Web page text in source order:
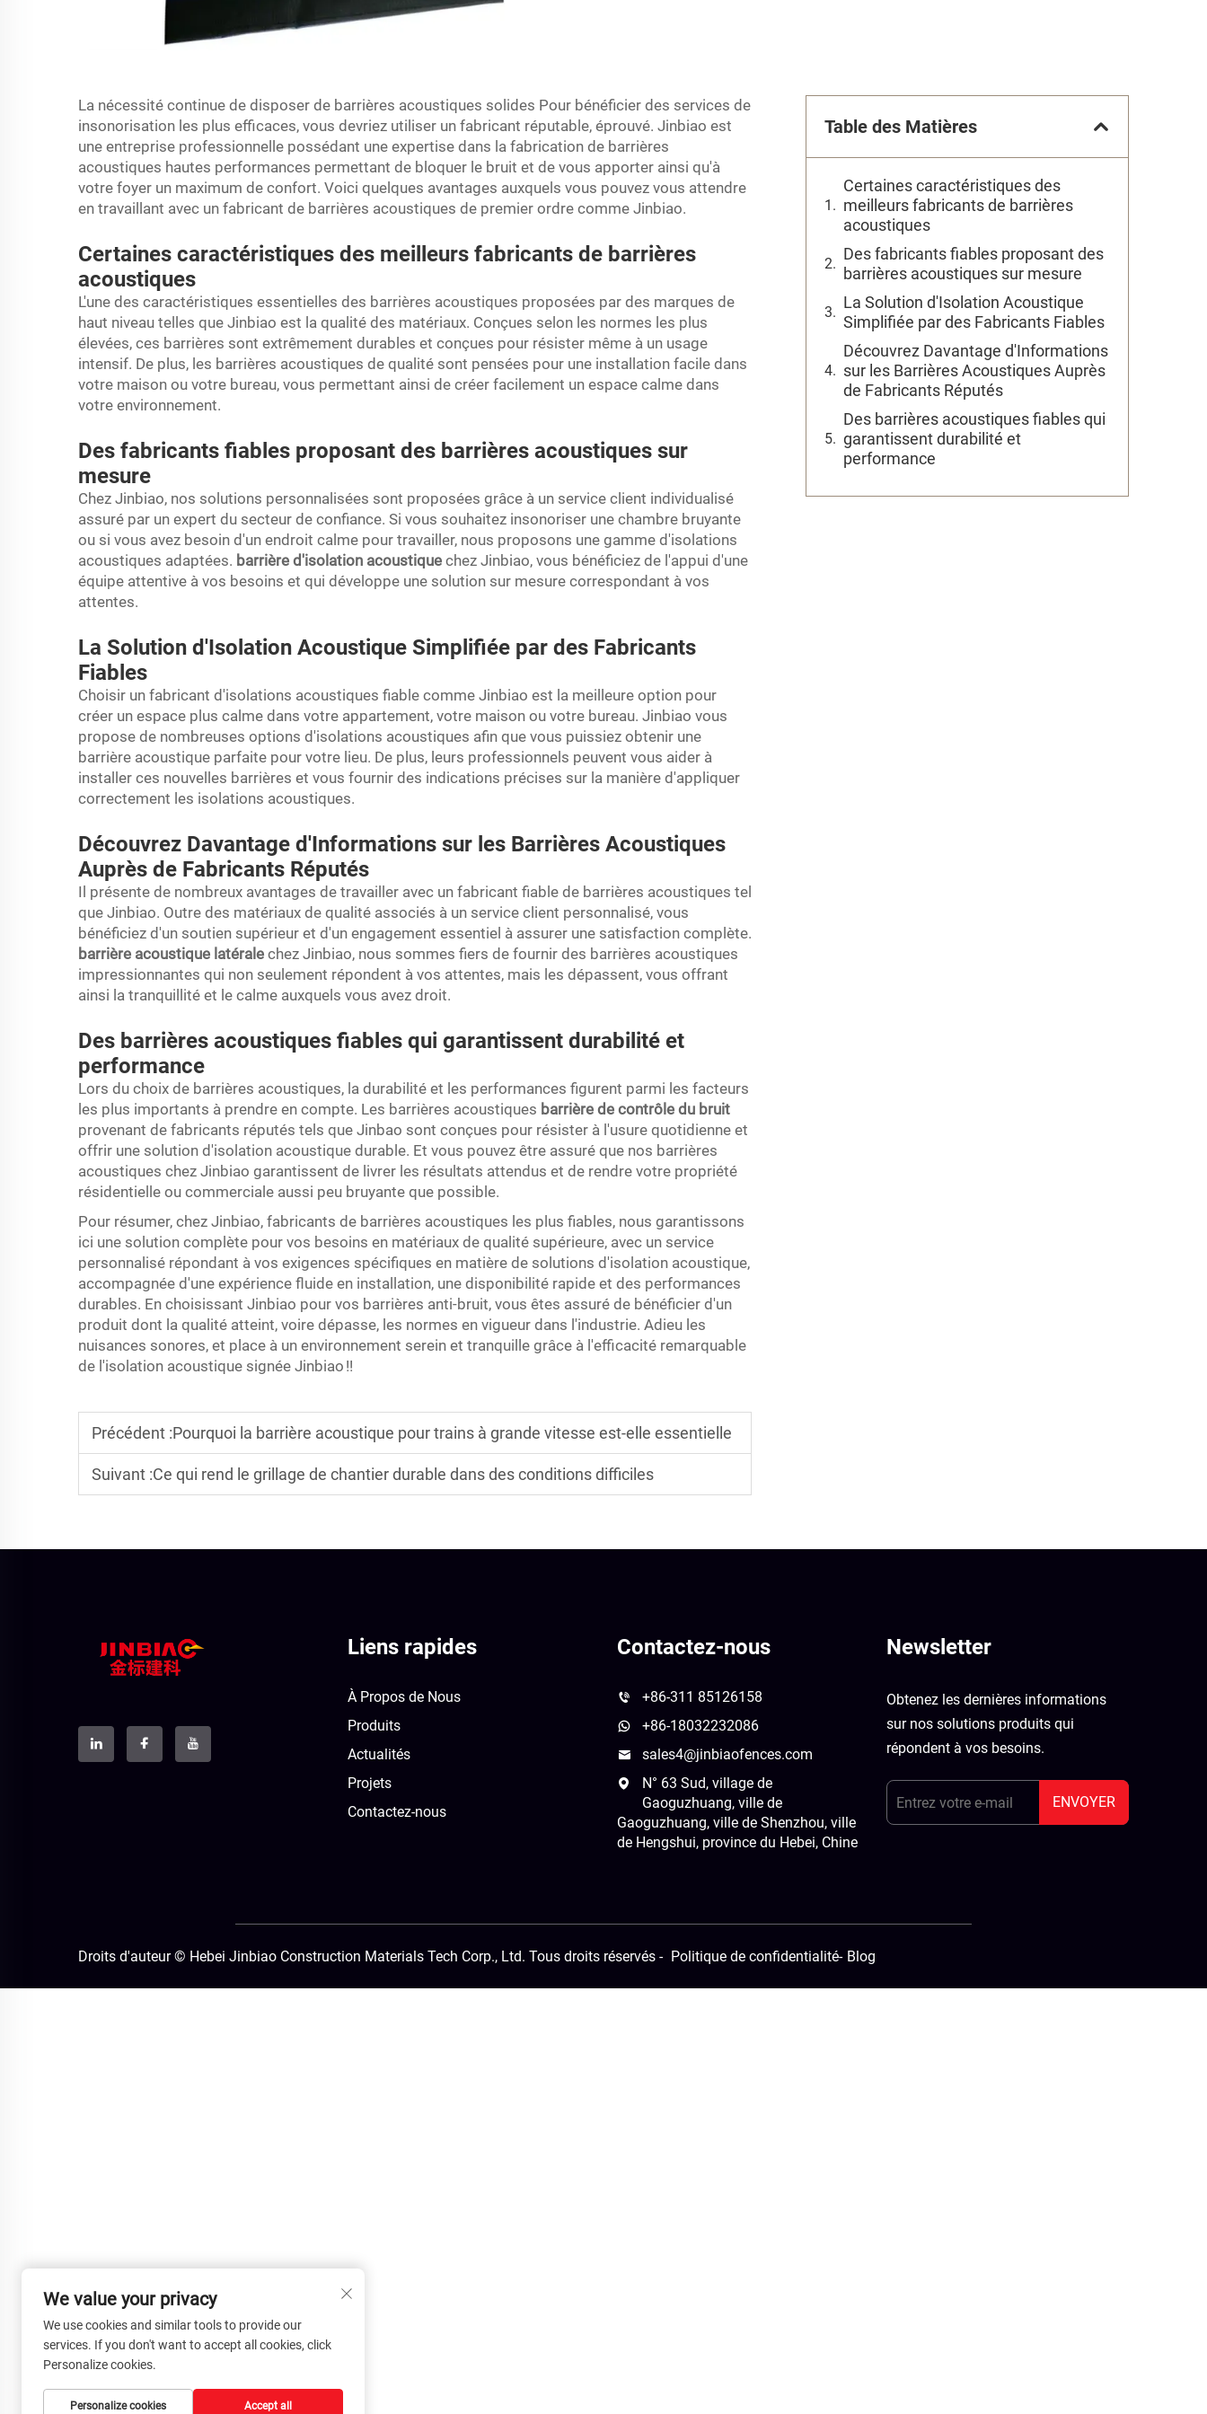
La nécessité continue de disposer de barrières acoustiques solides Pour bénéficier des services de
insonorisation les plus efficaces, vous devriez utiliser un fabricant réputable, éprouvé. Jinbiao est
une entreprise professionnelle possédant une expertise dans la fabrication de barrières
acoustiques hautes performances permettant de bloquer le bruit et de vous apporter ainsi qu'à
votre foyer un maximum de confort. Voici quelques avantages auxquels vous pouvez vous attendre
en travaillant avec un fabricant de barrières acoustiques de premier ordre comme Jinbiao.
Certaines caractéristiques des meilleurs fabricants de barrières
acoustiques
L'une des caractéristiques essentielles des barrières acoustiques proposées par des marques de
haut niveau telles que Jinbiao est la qualité des matériaux. Conçues selon les normes les plus
élevées, ces barrières sont extrêmement durables et conçues pour résister même à un usage
intensif. De plus, les barrières acoustiques de qualité sont pensées pour une installation facile dans
votre maison ou votre bureau, vous permettant ainsi de créer facilement un espace calme dans
votre environnement.
Des fabricants fiables proposant des barrières acoustiques sur
mesure
Chez Jinbiao, nos solutions personnalisées sont proposées grâce à un service client individualisé
assuré par un expert du secteur de confiance. Si vous souhaitez insonoriser une chambre bruyante
ou si vous avez besoin d'un endroit calme pour travailler, nous proposons une gamme d'isolations
acoustiques adaptées. barrière d'isolation acoustique chez Jinbiao, vous bénéficiez de l'appui d'une
équipe attentive à vos besoins et qui développe une solution sur mesure correspondant à vos
attentes.
La Solution d'Isolation Acoustique Simplifiée par des Fabricants
Fiables
Choisir un fabricant d'isolations acoustiques fiable comme Jinbiao est la meilleure option pour
créer un espace plus calme dans votre appartement, votre maison ou votre bureau. Jinbiao vous
propose de nombreuses options d'isolations acoustiques afin que vous puissiez obtenir une
barrière acoustique parfaite pour votre lieu. De plus, leurs professionnels peuvent vous aider à
installer ces nouvelles barrières et vous fournir des indications précises sur la manière d'appliquer
correctement les isolations acoustiques.
Découvrez Davantage d'Informations sur les Barrières Acoustiques
Auprès de Fabricants Réputés
Il présente de nombreux avantages de travailler avec un fabricant fiable de barrières acoustiques tel
que Jinbiao. Outre des matériaux de qualité associés à un service client personnalisé, vous
bénéficiez d'un soutien supérieur et d'un engagement essentiel à assurer une satisfaction complète.
barrière acoustique latérale chez Jinbiao, nous sommes fiers de fournir des barrières acoustiques
impressionnantes qui non seulement répondent à vos attentes, mais les dépassent, vous offrant
ainsi la tranquillité et le calme auxquels vous avez droit.
Des barrières acoustiques fiables qui garantissent durabilité et
performance
Lors du choix de barrières acoustiques, la durabilité et les performances figurent parmi les facteurs
les plus importants à prendre en compte. Les barrières acoustiques barrière de contrôle du bruit
provenant de fabricants réputés tels que Jinbao sont conçues pour résister à l'usure quotidienne et
offrir une solution d'isolation acoustique durable. Et vous pouvez être assuré que nos barrières
acoustiques chez Jinbiao garantissent de livrer les résultats attendus et de rendre votre propriété
résidentielle ou commerciale aussi peu bruyante que possible.
Pour résumer, chez Jinbiao, fabricants de barrières acoustiques les plus fiables, nous garantissons
ici une solution complète pour vos besoins en matériaux de qualité supérieure, avec un service
personnalisé répondant à vos exigences spécifiques en matière de solutions d'isolation acoustique,
accompagnée d'une expérience fluide en installation, une disponibilité rapide et des performances
durables. En choisissant Jinbiao pour vos barrières anti-bruit, vous êtes assuré de bénéficier d'un
produit dont la qualité atteint, voire dépasse, les normes en vigueur dans l'industrie. Adieu les
nuisances sonores, et place à un environnement serein et tranquille grâce à l'efficacité remarquable
de l'isolation acoustique signée Jinbiao !!
Précédent :Pourquoi la barrière acoustique pour trains à grande vitesse est-elle essentielle
Suivant :Ce qui rend le grillage de chantier durable dans des conditions difficiles
Table des Matières
Certaines caractéristiques des
meilleurs fabricants de barrières
acoustiques
Des fabricants fiables proposant des
barrières acoustiques sur mesure
La Solution d'Isolation Acoustique
Simplifiée par des Fabricants Fiables
Découvrez Davantage d'Informations
sur les Barrières Acoustiques Auprès
de Fabricants Réputés
Des barrières acoustiques fiables qui
garantissent durabilité et
performance
Liens rapides
À Propos de Nous
Produits
Actualités
Projets
Contactez-nous
Contactez-nous
+86-311 85126158
+86-18032232086
sales4@jinbiaofences.com
N° 63 Sud, village de
Gaoguzhuang, ville de
Gaoguzhuang, ville de Shenzhou, ville
de Hengshui, province du Hebei, Chine
Newsletter
Obtenez les dernières informations
sur nos solutions produits qui
répondent à vos besoins.
ENVOYER
Droits d'auteur © Hebei Jinbiao Construction Materials Tech Corp., Ltd. Tous droits réservés - Politique de confidentialité- Blog
We value your privacy
We use cookies and similar tools to provide our
services. If you don't want to accept all cookies, click
Personalize cookies.
Personalize cookies Accept all